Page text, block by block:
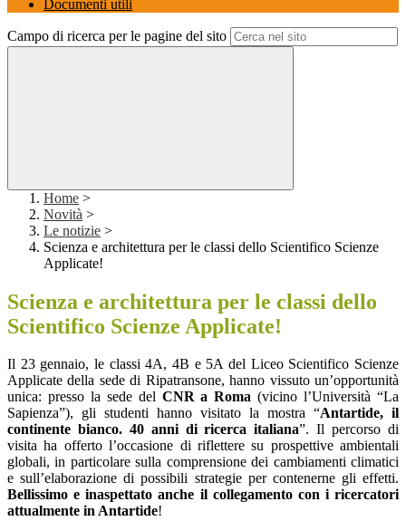
Documenti utili
Campo di ricerca per le pagine del sito
Home >
Novità >
Le notizie >
Scienza e architettura per le classi dello Scientifico Scienze
Applicate!
Scienza e architettura per le classi dello
Scientifico Scienze Applicate!
Il 23 gennaio, le classi 4A, 4B e 5A del Liceo Scientifico Scienze
Applicate della sede di Ripatransone, hanno vissuto un’opportunità
unica: presso la sede del CNR a Roma(vicino l’Università “La
Sapienza”), gli studenti hanno visitato la mostra “Antartide, il
continente bianco. 40 anni di ricerca italiana”. Il percorso di
visita ha offerto l’occasione di riflettere su prospettive ambientali
globali, in particolare sulla comprensione dei cambiamenti climatici
e sull’elaborazione di possibili strategie per contenerne gli effetti.
Bellissimo e inaspettato anche il collegamento con i ricercatori
attualmente in Antartide!